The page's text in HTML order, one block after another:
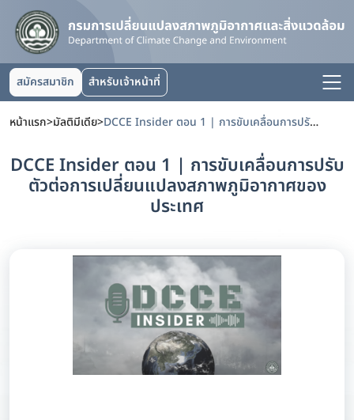
สมัครสมาชิก สำหรับเจ้าหน้าที่
หน้าแรก>มัลติมีเดีย> DCCE Insider ตอน 1 | การขับเคลื่อนการปรับตัวต่อการเปลี่ยนแปลงสภาพภูมิอากาศของประเทศ
DCCE Insider ตอน 1 | การขับเคลื่อนการปรับ
ตัวต่อการเปลี่ยนแปลงสภาพภูมิอากาศของ
ประเทศ